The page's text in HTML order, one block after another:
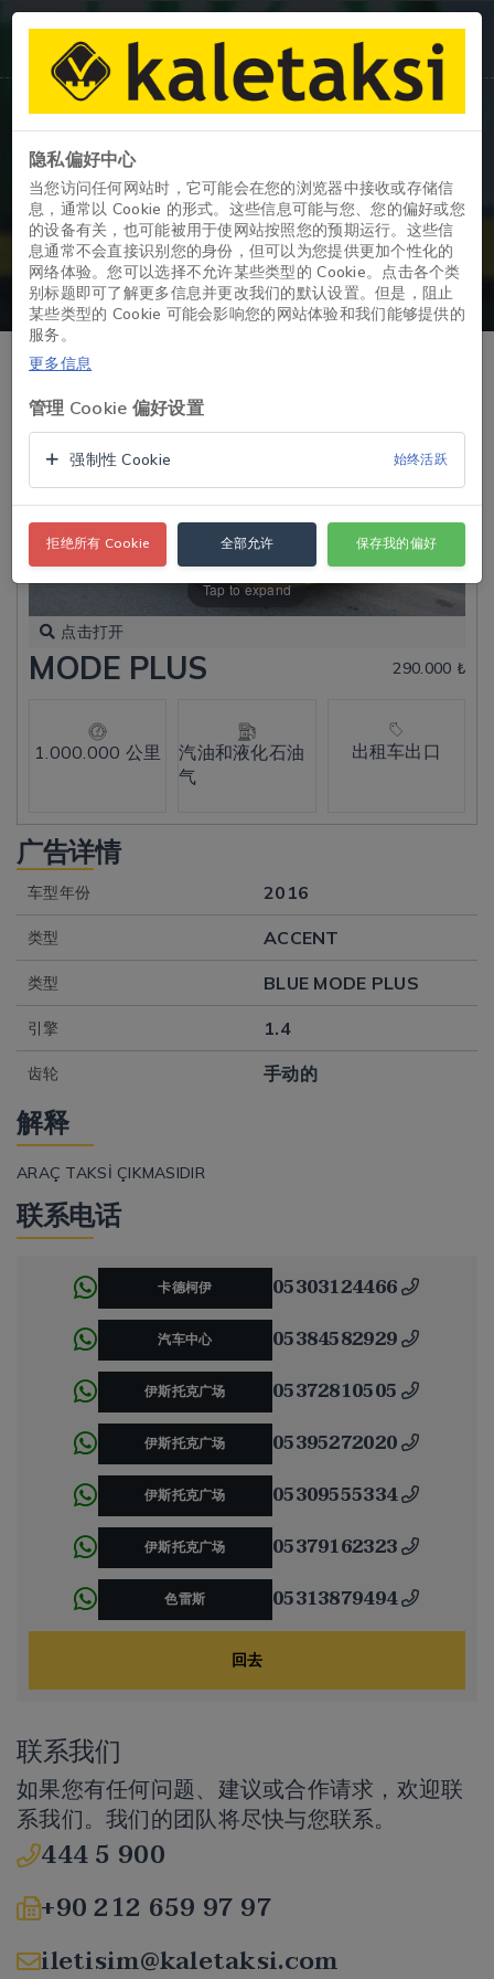
车辆详情
主页 / MODE PLUS
Tap to expand
点击打开
MODE PLUS 290.000 ₺
1.000.000 公里
汽油和液化石油
气
出租车出口
广告详情
车型年份 2016
类型 ACCENT
类型 BLUE MODE PLUS
引擎 1.4
齿轮 手动的
解释
ARAÇ TAKSİ ÇIKMASIDIR
联系电话
卡德柯伊 05303124466
汽车中心 05384582929
伊斯托克广场 05372810505
伊斯托克广场 05395272020
伊斯托克广场 05309555334
伊斯托克广场 05379162323
色雷斯 05313879494
回去
联系我们
如果您有任何问题、建议或合作请求，欢迎联
系我们。我们的团队将尽快与您联系。
444 5 900
+90 212 659 97 97
iletisim@kaletaksi.com
隐私偏好中心
当您访问任何网站时，它可能会在您的浏览器中接收或存储信
息，通常以 Cookie 的形式。这些信息可能与您、您的偏好或您
的设备有关，也可能被用于使网站按照您的预期运行。这些信
息通常不会直接识别您的身份，但可以为您提供更加个性化的
网络体验。您可以选择不允许某些类型的 Cookie。点击各个类
别标题即可了解更多信息并更改我们的默认设置。但是，阻止
某些类型的 Cookie 可能会影响您的网站体验和我们能够提供的
服务。
更多信息
管理 Cookie 偏好设置
强制性 Cookie 始终活跃
拒绝所有 Cookie 全部允许 保存我的偏好